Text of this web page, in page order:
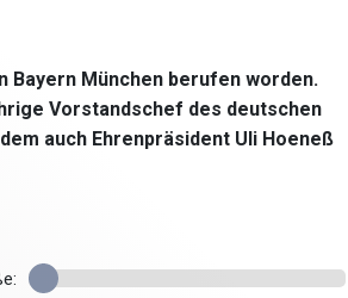
Bayern München berufen worden.
Vorstandschef des deutschen
auch Ehrenpräsident Uli Hoeneß